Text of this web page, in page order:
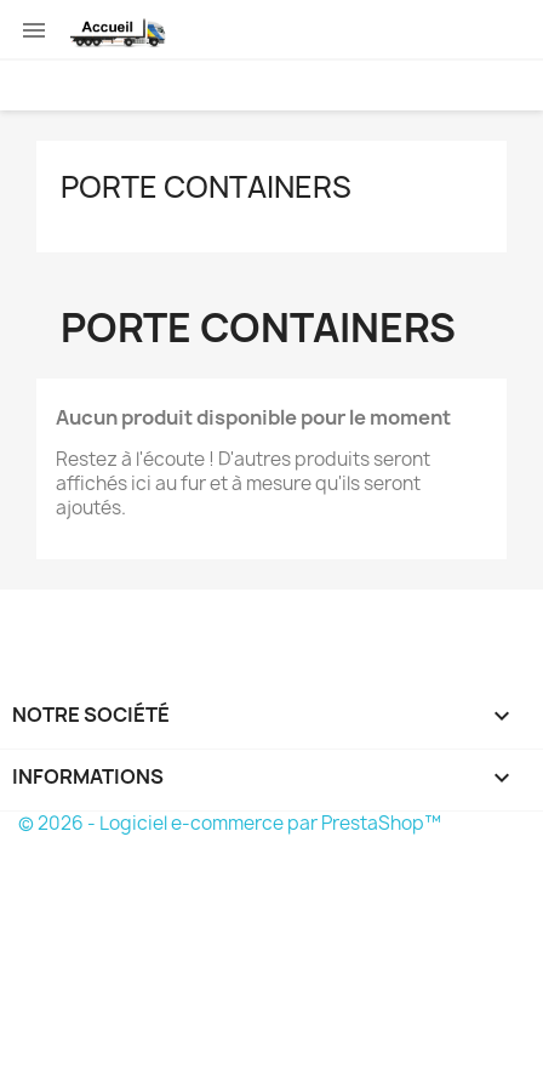

PORTE CONTAINERS
PORTE CONTAINERS
Aucun produit disponible pour le moment
Restez à l'écoute ! D'autres produits seront
affichés ici au fur et à mesure qu'ils seront
ajoutés.
NOTRE SOCIÉTÉ 
INFORMATIONS keyboard_arrow_down
© 2026 - Logiciel e-commerce par PrestaShop™